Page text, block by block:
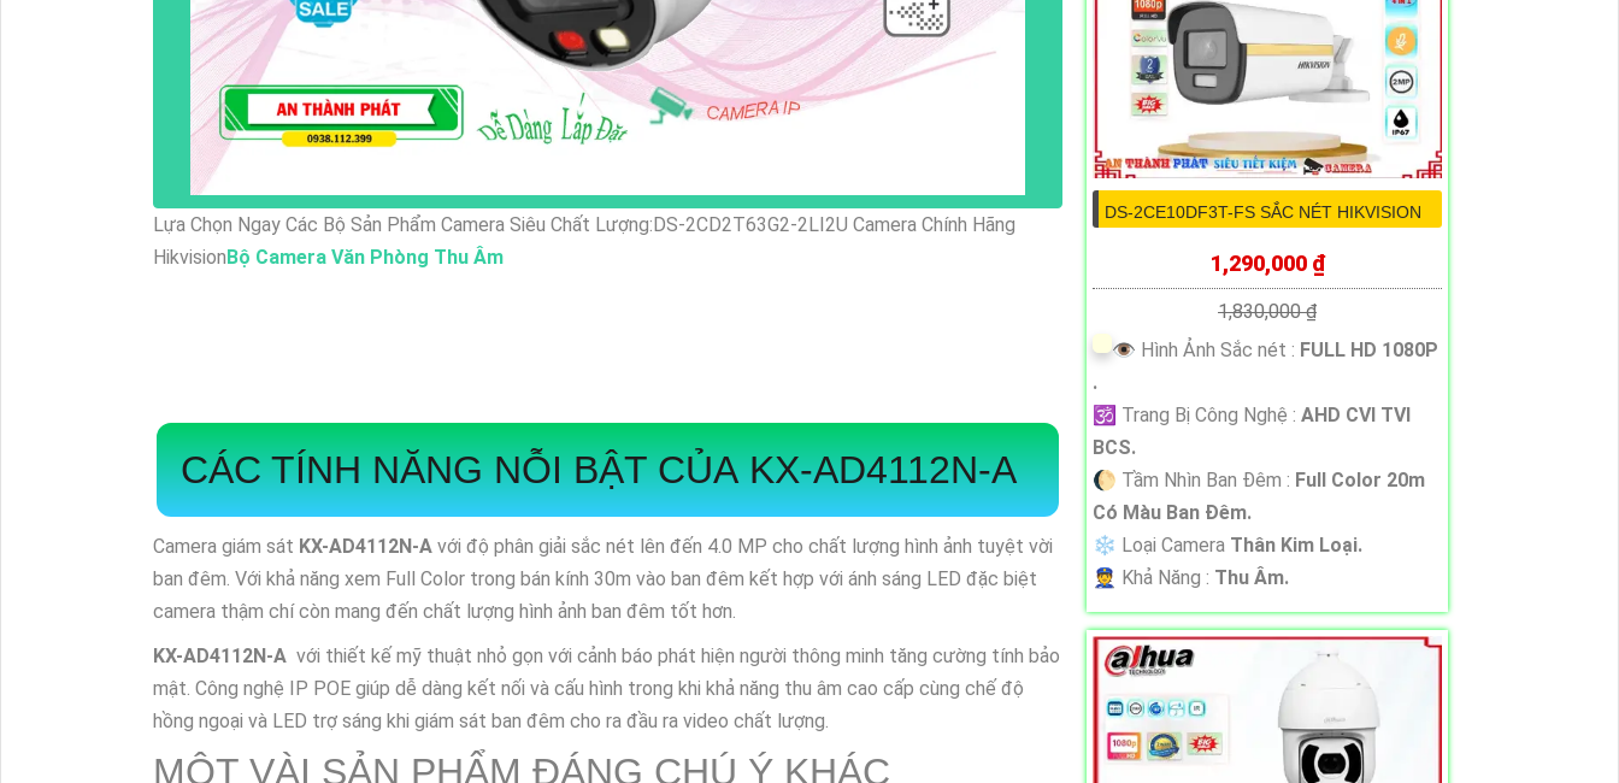
Lựa Chọn Ngay Các Bộ Sản Phẩm Camera Siêu Chất Lượng:DS-2CD2T63G2-2LI2U Camera Chính Hãng
HikvisionBộ Camera Văn Phòng Thu Âm
CÁC TÍNH NĂNG NỖI BẬT CỦAKX-AD4112N-A
Camera giám sát KX-AD4112N-A với độ phân giải sắc nét lên đến 4.0 MP cho chất lượng hình ảnh tuyệt vời
ban đêm. Với khả năng xem Full Color trong bán kính 30m vào ban đêm kết hợp với ánh sáng LED đặc biệt
camera thậm chí còn mang đến chất lượng hình ảnh ban đêm tốt hơn.
KX-AD4112N-A với thiết kế mỹ thuật nhỏ gọn với cảnh báo phát hiện người thông minh tăng cường tính bảo
mật. Công nghệ IP POE giúp dễ dàng kết nối và cấu hình trong khi khả năng thu âm cao cấp cùng chế độ
hồng ngoại và LED trợ sáng khi giám sát ban đêm ️cho ra đầu ra video chất lượng.
MỘT VÀI SẢN PHẨM ĐÁNG CHÚ Ý KHÁC
DS-2CE10DF3T-FS SẮC NÉT HIKVISION
1,290,000 ₫
1,830,000 ₫
👁 Hình Ảnh Sắc nét : FULL HD 1080P
.
🕉️ Trang Bị Công Nghệ : AHD CVI TVI
BCS.
🌔 Tầm Nhìn Ban Đêm : Full Color 20m
Có Màu Ban Đêm.
❄ Loại Camera Thân Kim Loại.
️👮 Khả Năng : Thu Âm.